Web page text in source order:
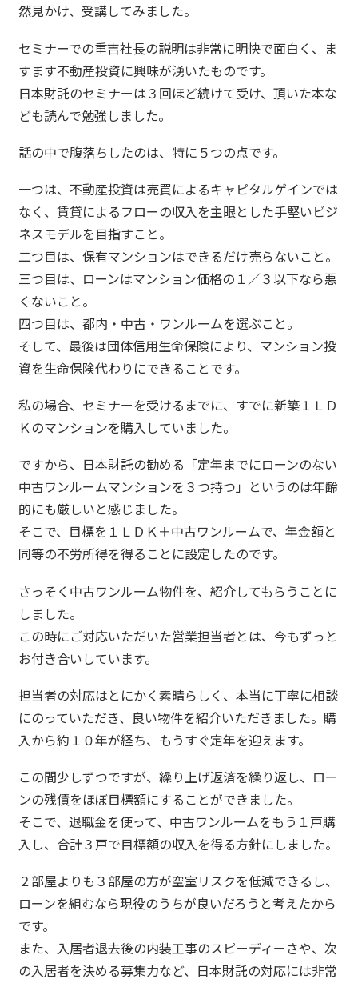
然見かけ、受講してみました。
セミナーでの重吉社長の説明は非常に明快で面白く、ま
すます不動産投資に興味が湧いたものです。
日本財託のセミナーは３回ほど続けて受け、頂いた本な
ども読んで勉強しました。
話の中で腹落ちしたのは、特に５つの点です。
一つは、不動産投資は売買によるキャピタルゲインでは
なく、賃貸によるフローの収入を主眼とした手堅いビジ
ネスモデルを目指すこと。
二つ目は、保有マンションはできるだけ売らないこと。
三つ目は、ローンはマンション価格の１／３以下なら悪
くないこと。
四つ目は、都内・中古・ワンルームを選ぶこと。
そして、最後は団体信用生命保険により、マンション投
資を生命保険代わりにできることです。
私の場合、セミナーを受けるまでに、すでに新築１ＬＤ
Ｋのマンションを購入していました。
ですから、日本財託の勧める「定年までにローンのない
中古ワンルームマンションを３つ持つ」というのは年齢
的にも厳しいと感じました。
そこで、目標を１ＬＤＫ＋中古ワンルームで、年金額と
同等の不労所得を得ることに設定したのです。
さっそく中古ワンルーム物件を、紹介してもらうことに
しました。
この時にご対応いただいた営業担当者とは、今もずっと
お付き合いしています。
担当者の対応はとにかく素晴らしく、本当に丁寧に相談
にのっていただき、良い物件を紹介いただきました。購
入から約１０年が経ち、もうすぐ定年を迎えます。
この間少しずつですが、繰り上げ返済を繰り返し、ロー
ンの残債をほぼ目標額にすることができました。
そこで、退職金を使って、中古ワンルームをもう１戸購
入し、合計３戸で目標額の収入を得る方針にしました。
２部屋よりも３部屋の方が空室リスクを低減できるし、
ローンを組むなら現役のうちが良いだろうと考えたから
です。
また、入居者退去後の内装工事のスピーディーさや、次
の入居者を決める募集力など、日本財託の対応には非常